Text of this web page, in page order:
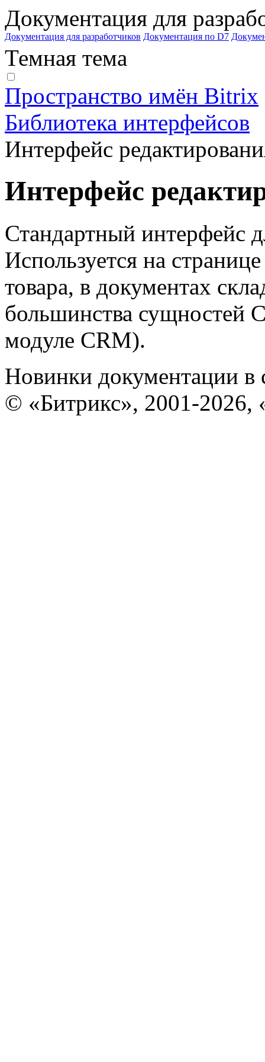
Документация для
Документация для разработчиков Документация по D7
Темная тема
Пространство имён Bitrix
Библиотека интерфейсов
Интерфейс
Интерфейс
Стандартный интерфейс
Используется на
товара, в документах
большинства сущностей
модуле CRM).
Новинки документации в
© «Битрикс», 2001-2026,